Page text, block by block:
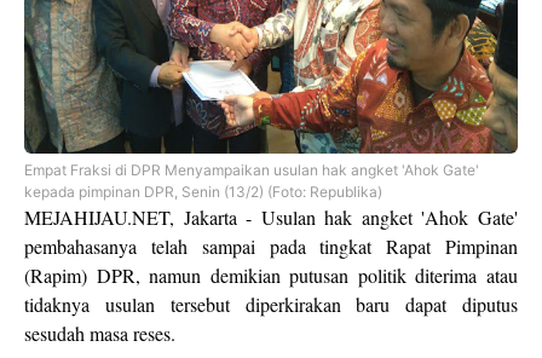
Empat Fraksi di DPR Menyampaikan usulan hak angket 'Ahok Gate'
kepada pimpinan DPR, Senin (13/2) (Foto: Republika)
MEJAHIJAU.NET, Jakarta - Usulan hak angket 'Ahok Gate'
pembahasanya telah sampai pada tingkat Rapat Pimpinan
(Rapim) DPR, namun demikian putusan politik diterima atau
tidaknya usulan tersebut diperkirakan baru dapat diputus
sesudah masa reses.